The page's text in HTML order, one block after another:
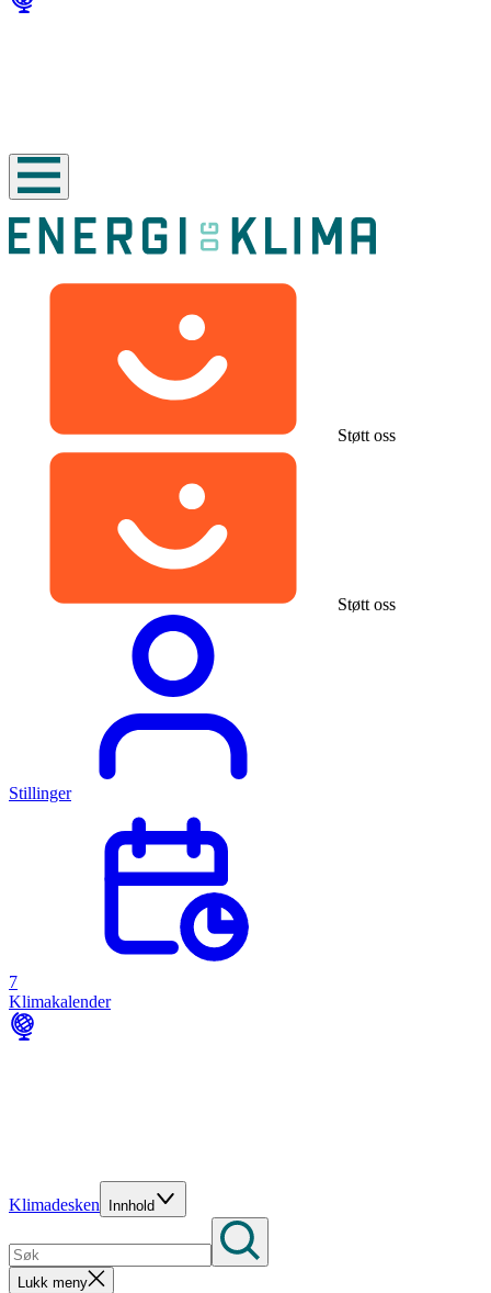
Støtt oss
Støtt oss
Stillinger
7
Klimakalender
Klimadesken Innhold
Lukk meny